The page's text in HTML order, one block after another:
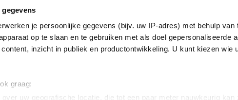
je persoonlijke gegevens (bijv. uw IP-adres) met behulp van
op te slaan en te gebruiken met als doel gepersonaliseerde
inzicht in publiek en productontwikkeling. U kunt kiezen wie
graag:
over uw geografische locatie, die tot een paar meter nauwkeurig kan